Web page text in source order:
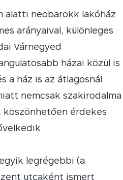
alatti neobarokk lakóház
arányaival, különleges
Várnegyed
házai közül is
a ház is az átlagosnál
nemcsak szakirodalma
köszönhetően érdekes
legrégebbi (a
utcaként ismert